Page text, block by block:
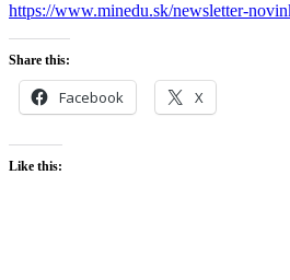
https://www.minedu.sk/newsletter-
Share this:
Facebook X
Like this: